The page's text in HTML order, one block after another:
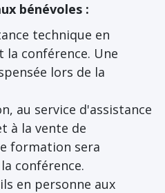
bénévoles :
technique en
la conférence. Une
lors de la
au service d'assistance
à la vente de
formation sera
conférence.
en personne aux